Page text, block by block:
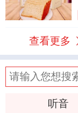
查看更多
听音